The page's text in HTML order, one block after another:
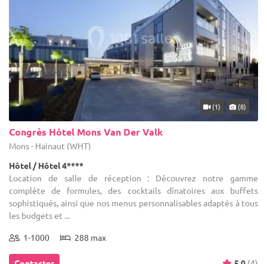
(1) (8)
Congrès Hôtel Mons Van Der Valk
Mons - Hainaut (WHT)
Hôtel / Hôtel 4****
Location de salle de réception : Découvrez notre gamme
complète de formules, des cocktails dînatoires aux buffets
sophistiqués, ainsi que nos menus personnalisables adaptés à tous
les budgets et ...
1-1000 288 max